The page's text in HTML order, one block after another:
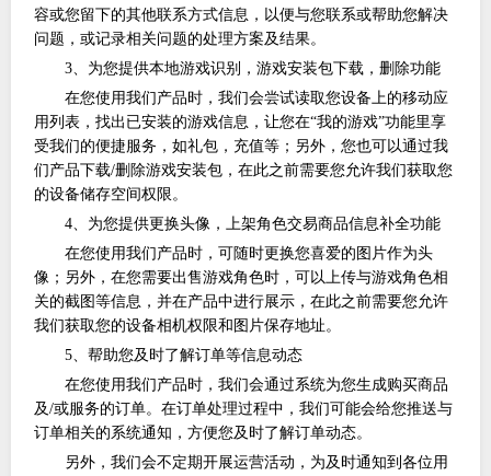
容或您留下的其他联系方式信息，以便与您联系或帮助您解决
问题，或记录相关问题的处理方案及结果。
3、为您提供本地游戏识别，游戏安装包下载，删除功能
在您使用我们产品时，我们会尝试读取您设备上的移动应
用列表，找出已安装的游戏信息，让您在“我的游戏”功能里享
受我们的便捷服务，如礼包，充值等；另外，您也可以通过我
们产品下载/删除游戏安装包，在此之前需要您允许我们获取您
的设备储存空间权限。
4、为您提供更换头像，上架角色交易商品信息补全功能
在您使用我们产品时，可随时更换您喜爱的图片作为头
像；另外，在您需要出售游戏角色时，可以上传与游戏角色相
关的截图等信息，并在产品中进行展示，在此之前需要您允许
我们获取您的设备相机权限和图片保存地址。
5、帮助您及时了解订单等信息动态
在您使用我们产品时，我们会通过系统为您生成购买商品
及/或服务的订单。在订单处理过程中，我们可能会给您推送与
订单相关的系统通知，方便您及时了解订单动态。
另外，我们会不定期开展运营活动，为及时通知到各位用